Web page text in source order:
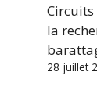
la
28 juillet